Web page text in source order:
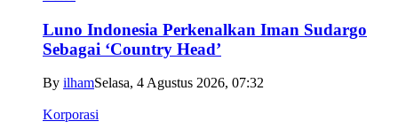
Luno Indonesia Perkenalkan Iman Sudargo
Sebagai ‘Country Head’
By ilhamSelasa, 4 Agustus 2026, 07:32
Korporasi